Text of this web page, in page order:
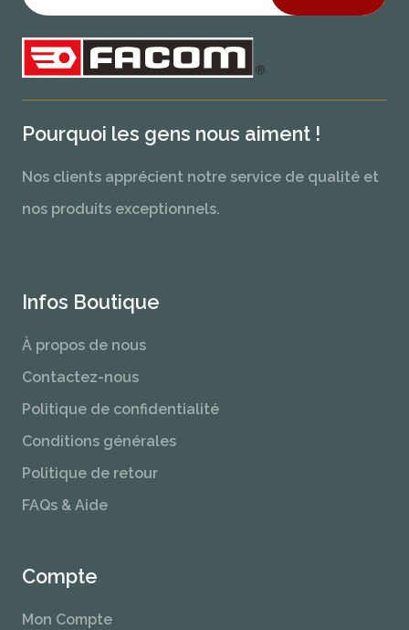
Pourquoi les gens nous aiment !
Nos clients apprécient notre service de qualité et
nos produits exceptionnels.
Infos Boutique
À propos de nous
Contactez-nous
Politique de confidentialité
Conditions générales
Politique de retour
FAQs & Aide
Compte
Mon Compte